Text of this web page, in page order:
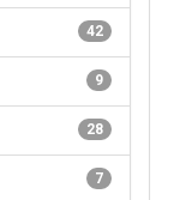
42
9
28
7